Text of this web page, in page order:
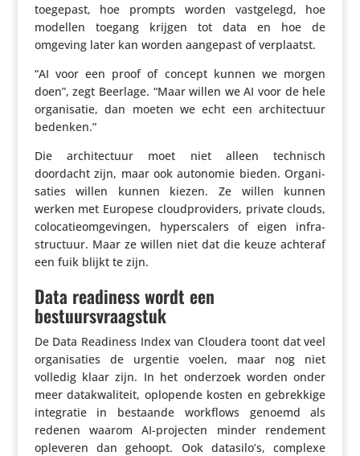
toegepast, hoe prompts worden vast­ge­legd, hoe
modellen toegang krijgen tot data en hoe de
omgeving later kan worden aangepast of verplaatst.
“AI voor een proof of concept kunnen we morgen
doen”, zegt Beerlage. “Maar willen we AI voor de hele
orga­ni­satie, dan moeten we echt een archi­tec­tuur
bedenken.”
Die archi­tec­tuur moet niet alleen technisch
doordacht zijn, maar ook autonomie bieden. Orga­ni­
sa­ties willen kunnen kiezen. Ze willen kunnen
werken met Europese cloud­pro­vi­ders, private clouds,
colo­ca­tie­om­ge­vingen, hypers­ca­lers of eigen infra­
struc­tuur. Maar ze willen niet dat die keuze achteraf
een fuik blijkt te zijn.
Data readiness wordt een
bestuursvraagstuk
De Data Readiness Index van Cloudera toont dat veel
orga­ni­sa­ties de urgentie voelen, maar nog niet
volledig klaar zijn. In het onderzoek worden onder
meer data­kwa­li­teit, oplopende kosten en gebrek­kige
inte­gratie in bestaande workflows genoemd als
redenen waarom AI-projecten minder rendement
opleveren dan gehoopt. Ook datasilo’s, complexe